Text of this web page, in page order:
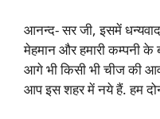
आनन्द- सर जी, इसमें
मेहमान और हमारी कम्पनी के
आगे भी किसी भी चीज की
आप इस शहर में नये हैं. हम